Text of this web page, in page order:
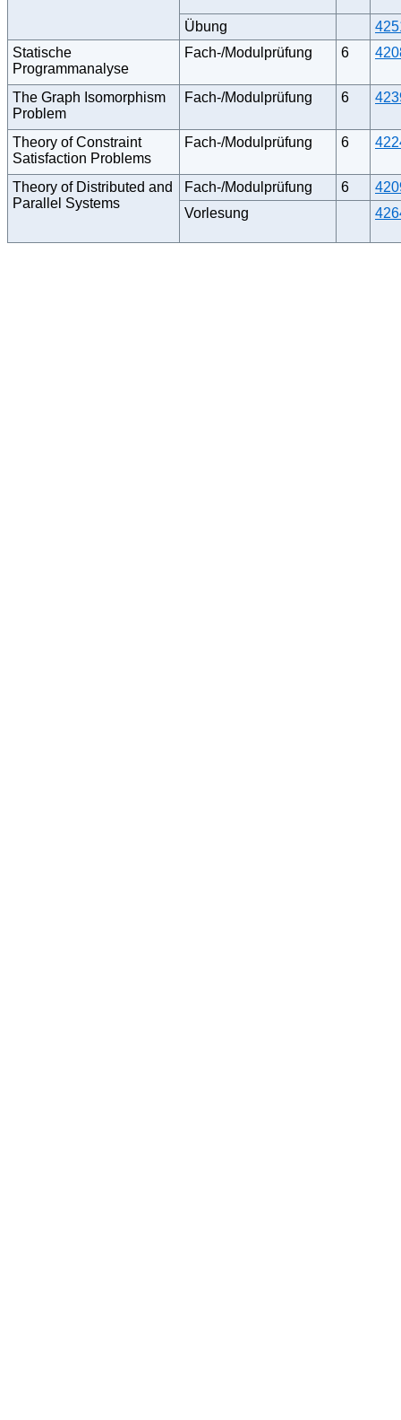
Übung
Statische
Programmanalyse
Fach-/Modulprüfung 6
The Graph Isomorphism
Problem
Fach-/Modulprüfung 6
Theory of Constraint
Satisfaction Problems
Fach-/Modulprüfung 6
Theory of Distributed and
Parallel Systems
Fach-/Modulprüfung 6
Vorlesung